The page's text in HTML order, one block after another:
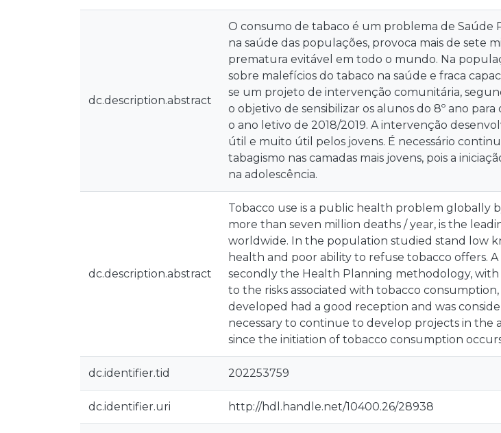
dc.description.abstract
O consumo de tabaco é um problema de
na saúde das populações, provoca mais de sete
prematura evitável em todo o mundo. Na
sobre malefícios do tabaco na saúde e fraca
se um projeto de intervenção comunitária,
o objetivo de sensibilizar os alunos do 8º ano
o ano letivo de 2018/2019. A intervenção
útil e muito útil pelos jovens. É necessário
tabagismo nas camadas mais jovens, pois a
na adolescência.
dc.description.abstract
Tobacco use is a public health problem globally
more than seven million deaths / year, is the
worldwide. In the population studied stand low
health and poor ability to refuse tobacco offers.
secondly the Health Planning methodology,
to the risks associated with tobacco
developed had a good reception and was
necessary to continue to develop projects in the
since the initiation of tobacco consumption
dc.identifier.tid 202253759
dc.identifier.uri http://hdl.handle.net/10400.26/28938